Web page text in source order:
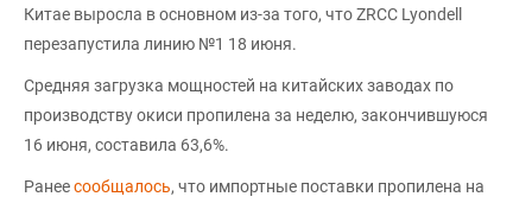
Китае выросла в основном из-за того, что ZRCC Lyondell
перезапустила линию №1 18 июня.
Средняя загрузка мощностей на китайских заводах по
производству окиси пропилена за неделю, закончившуюся
16 июня, составила 63,6%.
Ранеесообщалось, что импортные поставки пропилена на